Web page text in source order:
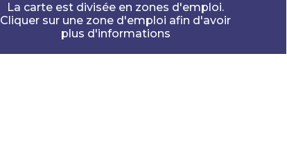
La carte est divisée en zones d'emploi.
Cliquer sur une zone d'emploi afin d'avoir
plus d'informations